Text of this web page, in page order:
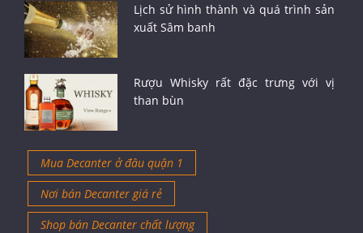
Lịch sử hình thành và quá trình sản
xuất Sâm banh
Rượu Whisky rất đặc trưng với vị
than bùn
Mua Decanter ở đâu quận 1
Nơi bán Decanter giá rẻ
Shop bán Decanter chất lượng